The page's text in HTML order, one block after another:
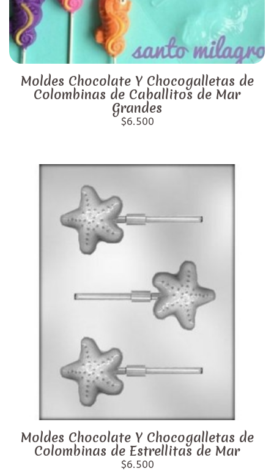
Moldes Chocolate Y Chocogalletas de
Colombinas de Caballitos de Mar
Grandes
$6.500
Moldes Chocolate Y Chocogalletas de
Colombinas de Estrellitas de Mar
$6.500